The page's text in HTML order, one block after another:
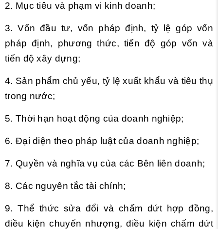
2. Mục tiêu và phạm vi kinh doanh;
3. Vốn đầu tư, vốn pháp định, tỷ lệ góp vốn
pháp định, phương thức, tiến độ góp vốn và
tiến độ xây dựng;
4. Sản phẩm chủ yếu, tỷ lệ xuất khẩu và tiêu thụ
trong nước;
5. Thời hạn hoạt động của doanh nghiệp;
6. Đại diện theo pháp luật của doanh nghiệp;
7. Quyền và nghĩa vụ của các Bên liên doanh;
8. Các nguyên tắc tài chính;
9. Thể thức sửa đổi và chấm dứt hợp đồng,
điều kiện chuyển nhượng, điều kiện chấm dứt